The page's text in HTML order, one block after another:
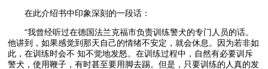
在此介绍书中印象深刻的一段话：
“我曾经听过在德国法兰克福市负责训练警犬的专门人员的话。
他讲到，如果感觉到那天自己的情绪不安定，就会休息。因为若非如
此，在训练时会不 知不觉地发怒。在训练过程中，自然有必要训斥
警犬，使用鞭子，有时甚至要用脚去踢。但是，只要训练的人真的发